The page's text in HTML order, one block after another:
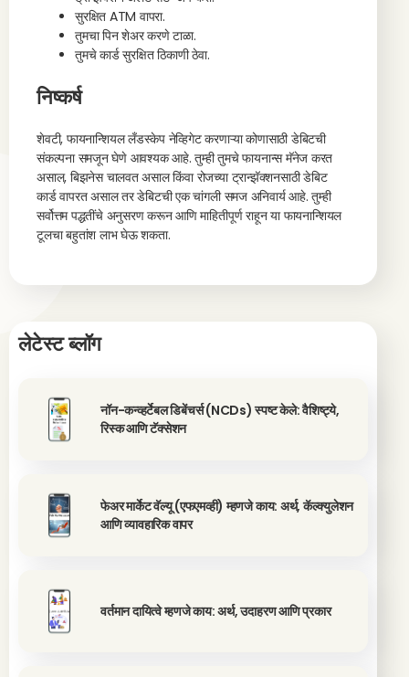
सुरक्षित ATM वापरा.
तुमचा पिन शेअर करणे टाळा.
तुमचे कार्ड सुरक्षित ठिकाणी ठेवा.
निष्कर्ष
शेवटी, फायनान्शियल लँडस्केप नेव्हिगेट करणाऱ्या कोणासाठी डेबिटची
संकल्पना समजून घेणे आवश्यक आहे. तुम्ही तुमचे फायनान्स मॅनेज करत
असाल, बिझनेस चालवत असाल किंवा रोजच्या ट्रान्झॅक्शनसाठी डेबिट
कार्ड वापरत असाल तर डेबिटची एक चांगली समज अनिवार्य आहे. तुम्ही
सर्वोत्तम पद्धतींचे अनुसरण करून आणि माहितीपूर्ण राहून या फायनान्शियल
टूलचा बहुतांश लाभ घेऊ शकता.
लेटेस्ट ब्लॉग
नॉन-कन्व्हर्टेबल डिबेंचर्स (NCDs) स्पष्ट केले: वैशिष्ट्ये,
रिस्क आणि टॅक्सेशन
फेअर मार्केट वॅल्यू (एफएमव्ही) म्हणजे काय: अर्थ, कॅल्क्युलेशन
आणि व्यावहारिक वापर
वर्तमान दायित्वे म्हणजे काय: अर्थ, उदाहरण आणि प्रकार